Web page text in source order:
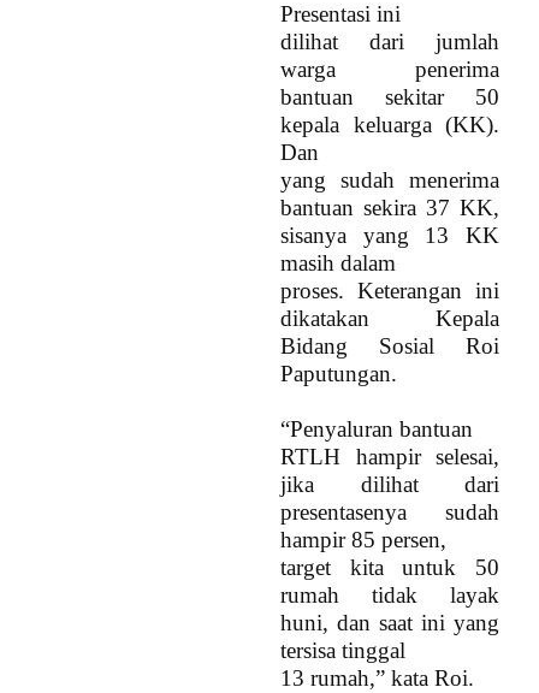
Presentasi ini
dilihat dari jumlah
warga penerima
bantuan sekitar 50
kepala keluarga (KK).
Dan
yang sudah menerima
bantuan sekira 37 KK,
sisanya yang 13 KK
masih dalam
proses. Keterangan ini
dikatakan Kepala
Bidang Sosial Roi
Paputungan.
“Penyaluran bantuan
RTLH hampir selesai,
jika dilihat dari
presentasenya sudah
hampir 85 persen,
target kita untuk 50
rumah tidak layak
huni, dan saat ini yang
tersisa tinggal
13 rumah,” kata Roi.